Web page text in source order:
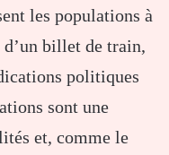
les populations à
d’un billet de train,
politiques
sont une
et, comme le